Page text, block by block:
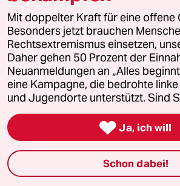
würde so manch einem
angesichts des
überquellen! Auf der
gibt es viele Menschen,
das Geld kaum zu
Einige haben
gearbeitet und sind
Altersarmut
Erschreckend...
A Andreas_2020
Mit doppelter Kraft für eine offene
Besonders jetzt brauchen
Rechtsextremismus einsetzen,
Daher gehen 50 Prozent der
Neuanmeldungen an „Alles
eine Kampagne, die bedrohte
und Jugendorte unterstützt. Sind
 Ja, ich will
Schon dabei!